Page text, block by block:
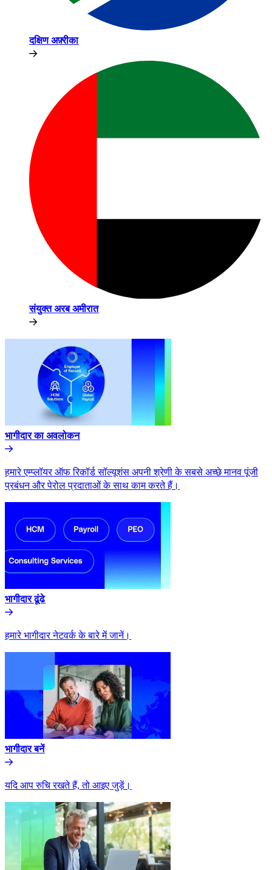
दक्षिण अफ़्रीका​​
संयुक्त अरब अमीरात​​
भागीदार का अवलोकन​​
हमारे एम्प्लॉयर ऑफ रिकॉर्ड सॉल्यूशंस अपनी श्रेणी के सबसे अच्छे मानव पूंजी
प्रबंधन और पेरोल प्रदाताओं के साथ काम करते हैं।​​
भागीदार ढूंढे​​
हमारे भागीदार नेटवर्क के बारे में जानें।​​
भागीदार बनें​​
यदि आप रुचि रखते हैं, तो आइए जुड़ें।​​